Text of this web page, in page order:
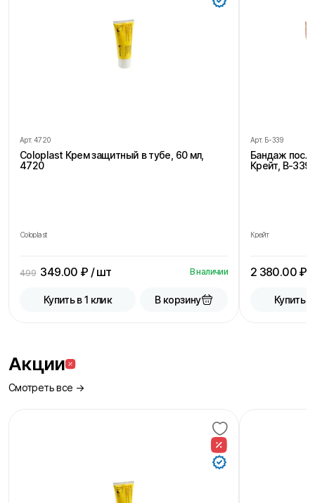
Арт. 4720
Coloplast Крем защитный в тубе, 60 мл,
4720
Coloplast
499 349.00 ₽ / шт В наличии
Купить в 1 клик В корзину
Арт. Б-339
Бандаж
Крейт, В-
Крейт
2 380.00₽ /
Купить в
Акции
Смотреть все →